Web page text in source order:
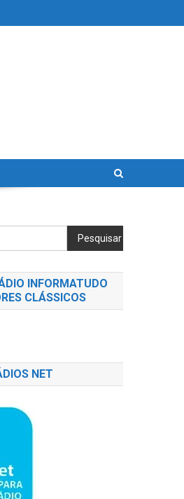
Pesquisar
INFORMATUDO
CLÁSSICOS
NET